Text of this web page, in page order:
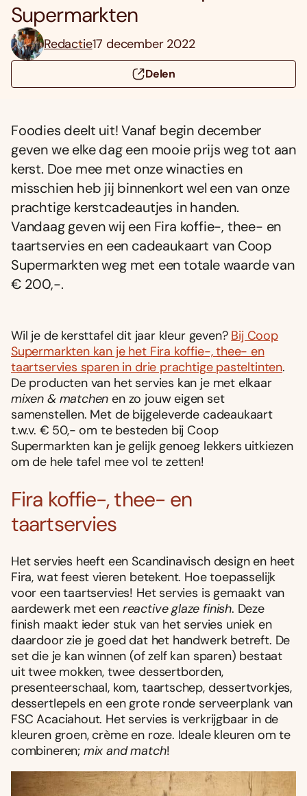
Supermarkten
Redactie17 december 2022
Delen
Foodies deelt uit! Vanaf begin december
geven we elke dag een mooie prijs weg tot aan
kerst. Doe mee met onze winacties en
misschien heb jij binnenkort wel een van onze
prachtige kerstcadeautjes in handen.
Vandaag geven wij een Fira ko­ffie-, thee- en
taartservies en een cadeaukaart van Coop
Supermarkten weg met een totale waarde van
€ 200,-.
Wil je de kersttafel dit jaar kleur geven? Bij Coop
Supermarkten kan je het Fira koffie-, thee- en
taartservies sparen in drie prachtige pasteltinten.
De producten van het servies kan je met elkaar
mixen & matchen en zo jouw eigen set
samenstellen. Met de bijgeleverde cadeaukaart
t.w.v. € 50,- om te besteden bij Coop
Supermarkten kan je gelijk genoeg lekkers uitkiezen
om de hele tafel mee vol te zetten!
Fira ko­ffie-, thee- en
taartservies
Het servies heeft een Scandinavisch design en heet
Fira, wat feest vieren betekent. Hoe toepasselijk
voor een taartservies! Het servies is gemaakt van
aardewerk met een reactive glaze finish. Deze
finish maakt ieder stuk van het servies uniek en
daardoor zie je goed dat het handwerk betreft. De
set die je kan winnen (of zelf kan sparen) bestaat
uit twee mokken, twee dessertborden,
presenteerschaal, kom, taartschep, dessertvorkjes,
dessertlepels en een grote ronde serveerplank van
FSC Acaciahout. Het servies is verkrijgbaar in de
kleuren groen, crème en roze. Ideale kleuren om te
combineren; mix and match!